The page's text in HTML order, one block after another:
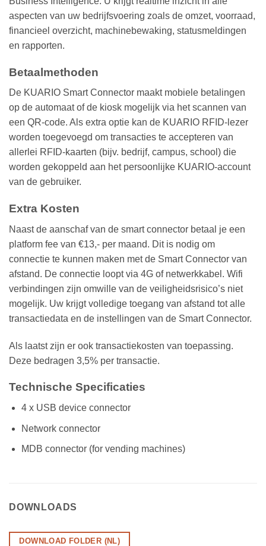
aspecten van uw bedrijfsvoering zoals de omzet, voorraad,
financieel overzicht, machinebewaking, statusmeldingen
en rapporten.
Betaalmethoden
De KUARIO Smart Connector maakt mobiele betalingen
op de automaat of de kiosk mogelijk via het scannen van
een QR-code. Als extra optie kan de KUARIO RFID-lezer
worden toegevoegd om transacties te accepteren van
allerlei RFID-kaarten (bijv. bedrijf, campus, school) die
worden gekoppeld aan het persoonlijke KUARIO-account
van de gebruiker.
Extra Kosten
Naast de aanschaf van de smart connector betaal je een
platform fee van €13,- per maand. Dit is nodig om
connectie te kunnen maken met de Smart Connector van
afstand. De connectie loopt via 4G of netwerkkabel. Wifi
verbindingen zijn omwille van de veiligheidsrisico’s niet
mogelijk. Uw krijgt volledige toegang van afstand tot alle
transactiedata en de instellingen van de Smart Connector.
Als laatst zijn er ook transactiekosten van toepassing.
Deze bedragen 3,5% per transactie.
Technische Specificaties
4 x USB device connector
Network connector
MDB connector (for vending machines)
DOWNLOADS
DOWNLOAD FOLDER (NL)